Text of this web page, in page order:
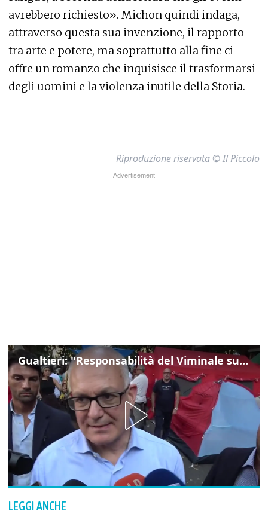
avrebbero richiesto». Michon quindi indaga,
attraverso questa sua invenzione, il rapporto
tra arte e potere, ma soprattutto alla fine ci
offre un romanzo che inquisisce il trasformarsi
degli uomini e la violenza inutile della Storia.
—
Riproduzione riservata © Il Piccolo
Gualtieri: "Responsabilità del Viminale su Spin Time? La posizione dei partiti è nota"
LEGGI ANCHE